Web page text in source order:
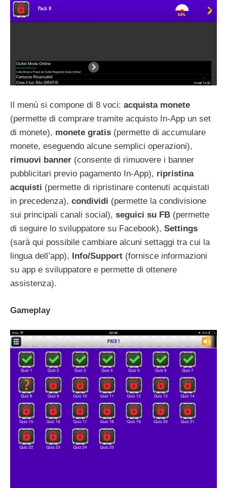
Il menù si compone di 8 voci: acquista monete
(permette di comprare tramite acquisto In-App un set
di monete), monete gratis (permette di accumulare
monete, eseguendo alcune semplici operazioni),
rimuovi banner (consente di rimuovere i banner
pubblicitari previo pagamento In-App), ripristina
acquisti (permette di ripristinare contenuti acquistati
in precedenza), condividi (permette la condivisione
sui principali canali social), seguici su FB (permette
di seguire lo sviluppatore su Facebook), Settings
(sarà qui possibile cambiare alcuni settaggi tra cui la
lingua dell’app),
Info/Support (fornisce informazioni
su app e sviluppatore e permette di ottenere
assistenza).
Gameplay